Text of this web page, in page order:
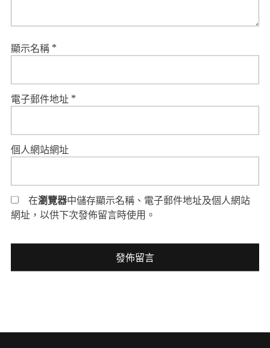
顯示名稱 *
電子郵件地址 *
個人網站網址
在瀏覽器中儲存顯示名稱、電子郵件地址及個人網站
網址，以供下次發佈留言時使用。